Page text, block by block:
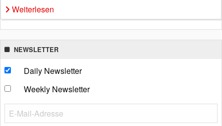
Weiterlesen
NEWSLETTER
Daily Newsletter
Weekly Newsletter